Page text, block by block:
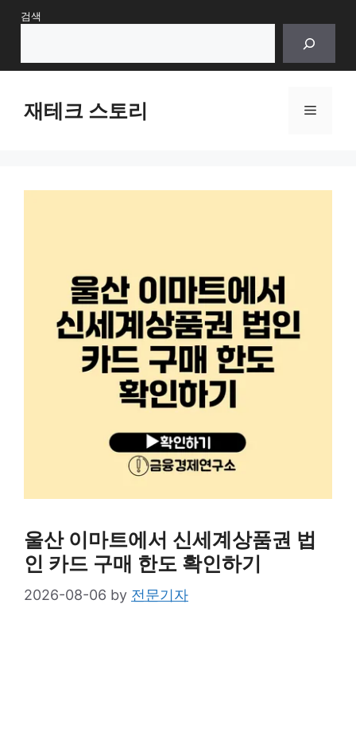
Skip검색
재테크 스토리 Menu
울산 이마트에서 신세계상품권 법
인 카드 구매 한도 확인하기
2026-08-06 by 전문기자